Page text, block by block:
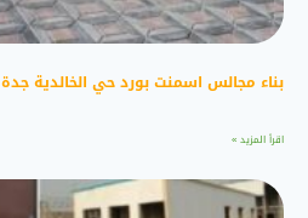
بناء مجالس اسمنت بورد حي الخالدية جدة
اقرأ المزيد »